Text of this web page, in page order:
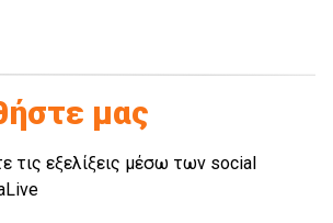
μας
τις εξελίξεις μέσω των social